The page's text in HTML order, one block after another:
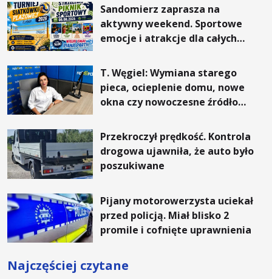
Sandomierz zaprasza na
aktywny weekend. Sportowe
emocje i atrakcje dla całych
T. Węgiel: Wymiana starego
pieca, ocieplenie domu, nowe
okna czy nowoczesne źródło
rachunki za energię, lepszy
komfort życia i... czystsze
powietrze
Przekroczył prędkość. Kontrola
drogowa ujawniła, że auto było
poszukiwane
Pijany motorowerzysta uciekał
przed policją. Miał blisko 2
promile i cofnięte uprawnienia
Najczęściej czytane